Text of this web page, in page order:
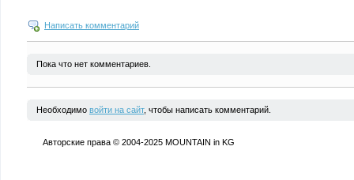
Написать комментарий
Пока что нет комментариев.
Необходимо войти на сайт, чтобы написать комментарий.
Авторские права © 2004-2025 MOUNTAIN in KG